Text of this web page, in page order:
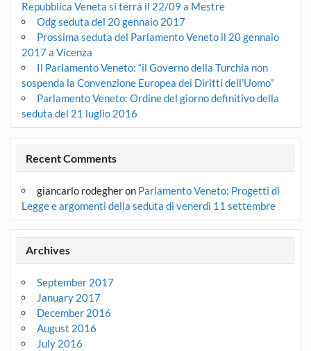
Repubblica Veneta si terrà il 22/09 a Mestre
Odg seduta del 20 gennaio 2017
Prossima seduta del Parlamento Veneto il 20 gennaio
2017 a Vicenza
Il Parlamento Veneto: “il Governo della Turchia non
sospenda la Convenzione Europea dei Diritti dell’Uomo”
Parlamento Veneto: Ordine del giorno definitivo della
seduta del 21 luglio 2016
Recent Comments
giancarlo rodegheron Parlamento Veneto: Progetti di
Legge e argomenti della seduta di venerdì 11 settembre
Archives
September 2017
January 2017
December 2016
August 2016
July 2016